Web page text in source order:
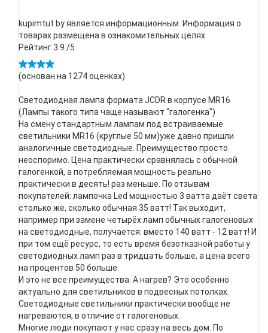
kupimtut.by является информационным. Информация о
товарах размещена в ознакомительных целях.
Рейтинг3.9 /5
(основан на 1274оценках)
Светодиодная лампа формата JCDR в корпусе MR16
(Лампы такого типа чаще называют "галогенка")
На смену стандартным лампам под встраиваемые
светильники MR16 (круглые 50 мм)уже давно пришли
аналогичные светодиодные. Преимущество просто
неоспоримо. Цена практически сравнялась с обычной
галогенкой, а потребляемая мощность реально
практически в десять! раз меньше. По отзывам
покупателей: лампочка Led мощностью 3 ватта даёт света
столько же, сколько обычная 35 ватт! Так выходит,
например при замене четырёх ламп обычных галогеновых
на светодиодные, получается: вместо 140 ватт - 12 ватт! И
при том ещё ресурс, то есть время безотказной работы у
светодиодных ламп раз в тридцать больше, а цена всего
на процентов 50 больше.
И это не все преимущества. А нагрев? Это особенно
актуально для светильников в подвесных потолках.
Светодиодные светильники практически вообще не
нагреваются, в отличие от галогеновых.
Многие люди покупают у нас сразу на весь дом. По